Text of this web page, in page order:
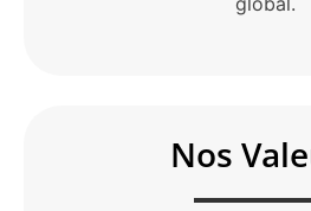
Nos